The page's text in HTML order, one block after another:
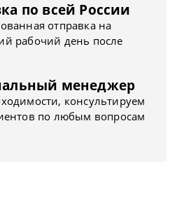
по всей России
отправка на
рабочий день после
менеджер
консультируем
по любым вопросам